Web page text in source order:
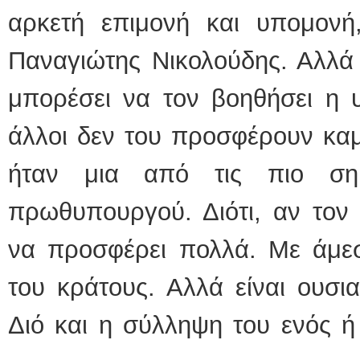
αρκετή επιμονή και
Παναγιώτης Νικολούδης.
μπορέσει να τον βοηθήσει η
άλλοι δεν του προσφέρουν
ήταν μια από τις πιο
πρωθυπουργού. Διότι, αν
να προσφέρει πολλά. Με
του κράτους. Αλλά είναι
Διό και η σύλληψη του ενός